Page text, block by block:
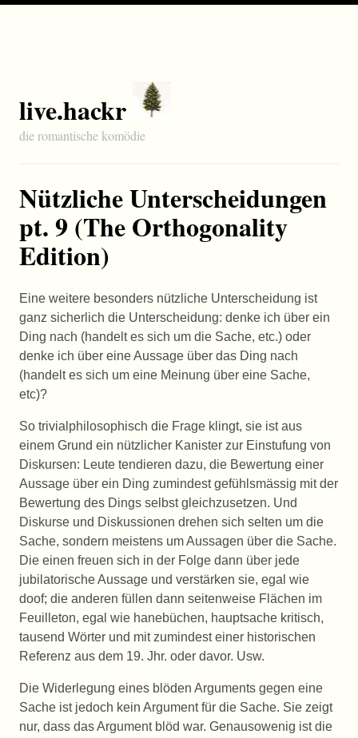
live.hackr
die romantische komödie
Nützliche Unterscheidungen
pt. 9 (The Orthogonality
Edition)
Eine weitere besonders nützliche Unterscheidung ist
ganz sicherlich die Unterscheidung: denke ich über ein
Ding nach (handelt es sich um die Sache, etc.) oder
denke ich über eine Aussage über das Ding nach
(handelt es sich um eine Meinung über eine Sache,
etc)?
So trivialphilosophisch die Frage klingt, sie ist aus
einem Grund ein nützlicher Kanister zur Einstufung von
Diskursen: Leute tendieren dazu, die Bewertung einer
Aussage über ein Ding zumindest gefühlsmässig mit der
Bewertung des Dings selbst gleichzusetzen. Und
Diskurse und Diskussionen drehen sich selten um die
Sache, sondern meistens um Aussagen über die Sache.
Die einen freuen sich in der Folge dann über jede
jubilatorische Aussage und verstärken sie, egal wie
doof; die anderen füllen dann seitenweise Flächen im
Feuilleton, egal wie hanebüchen, hauptsache kritisch,
tausend Wörter und mit zumindest einer historischen
Referenz aus dem 19. Jhr. oder davor. Usw.
Die Widerlegung eines blöden Arguments gegen eine
Sache ist jedoch kein Argument für die Sache. Sie zeigt
nur, dass das Argument blöd war. Genausowenig ist die